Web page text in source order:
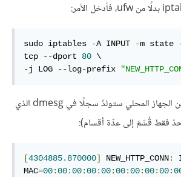
sudo iptables -A INPUT -m state
tcp
--dport 80
-j LOG --log-prefix
طلبيةٌ على المنفذ 80 من الجهاز المحلي ستولدُ سجلًا في dmesg الذي
فقط قُسِّمَ إلى عدِّة أقسام):
[4304885.870000] NEW_HTTP_CONN:
MAC=00:00:00:00:00:00:00:00:00: